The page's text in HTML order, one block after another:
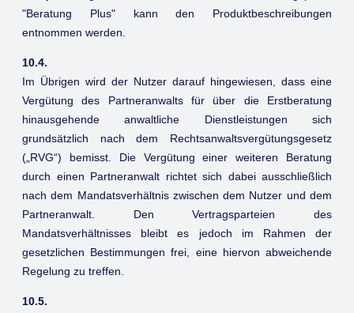
"Beratung Plus" kann den Produktbeschreibungen
entnommen werden.
10.4.
Im Übrigen wird der Nutzer darauf hingewiesen, dass eine
Vergütung des Partneranwalts für über die Erstberatung
hinausgehende anwaltliche Dienstleistungen sich
grundsätzlich nach dem Rechtsanwaltsvergütungsgesetz
(„RVG“) bemisst. Die Vergütung einer weiteren Beratung
durch einen Partneranwalt richtet sich dabei ausschließlich
nach dem Mandatsverhältnis zwischen dem Nutzer und dem
Partneranwalt. Den Vertragsparteien des
Mandatsverhältnisses bleibt es jedoch im Rahmen der
gesetzlichen Bestimmungen frei, eine hiervon abweichende
Regelung zu treffen.
10.5.